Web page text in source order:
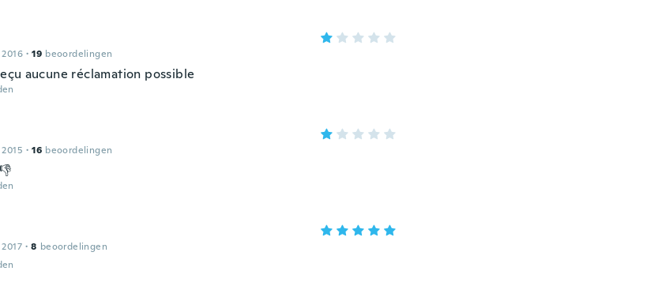
· 19 beoordelingen
aucune réclamation possible
· 16 beoordelingen
· 8 beoordelingen